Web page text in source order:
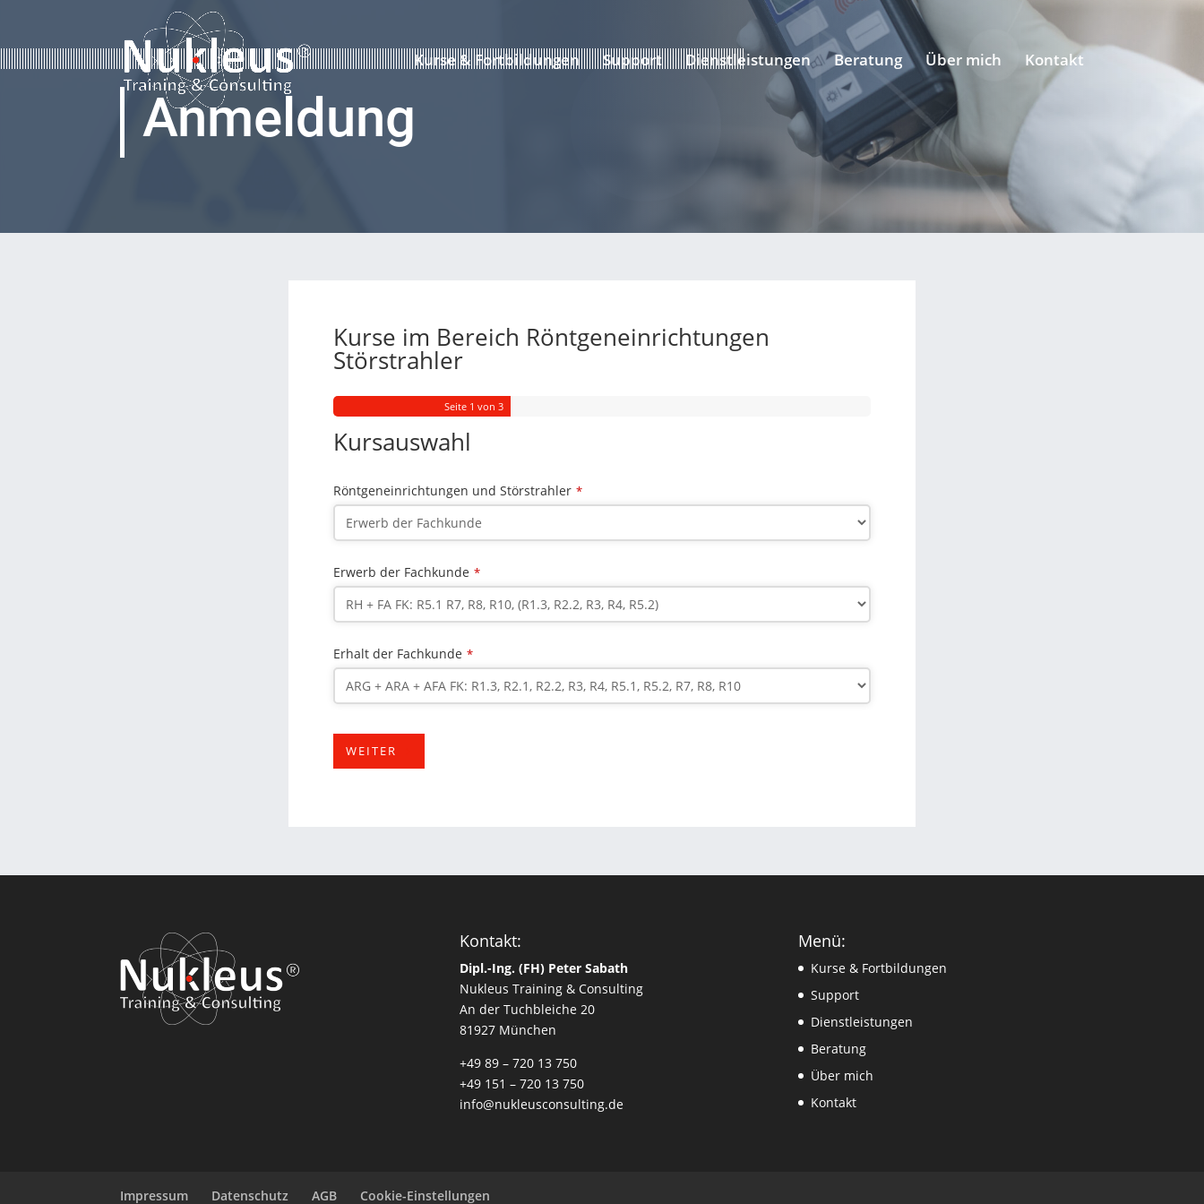
Kurse & Fortbildungen Support Dienstleistungen Beratung Über mich Kontakt
Anmeldung
Kurse im Bereich Röntgeneinrichtungen
Störstrahler
Seite 1 von 3
Kursauswahl
Röntgeneinrichtungen und Störstrahler *
Erwerb der Fachkunde *
Erhalt der Fachkunde *
WEITER
Kontakt:
Dipl.-Ing. (FH) Peter Sabath
Nukleus Training & Consulting
An der Tuchbleiche 20
81927 München
+49 89 – 720 13 750
+49 151 – 720 13 750
info@nukleusconsulting.de
Menü:
Kurse & Fortbildungen
Support
Dienstleistungen
Beratung
Über mich
Kontakt
Impressum Datenschutz AGB Cookie-Einstellungen